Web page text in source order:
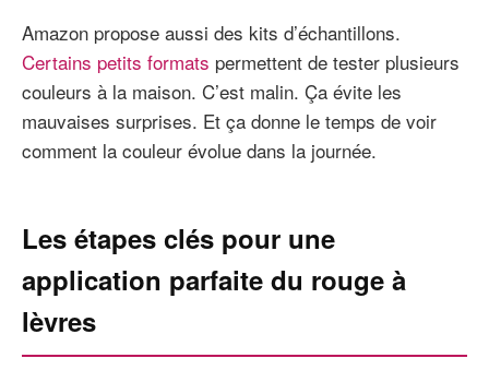
Amazon propose aussi des kits d’échantillons.
Certains petits formats permettent de tester plusieurs
couleurs à la maison. C’est malin. Ça évite les
mauvaises surprises. Et ça donne le temps de voir
comment la couleur évolue dans la journée.
Les étapes clés pour une
application parfaite du rouge à
lèvres